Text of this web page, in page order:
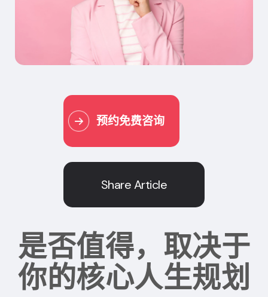
预约免费咨询
Share Article
是否值得，取决于
你的核心人生规划